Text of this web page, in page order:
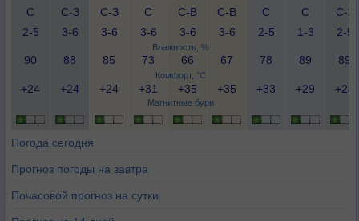
Влажность, %
Комфорт, °C
Магнитные бури
С
2-5
С-З
3-6
С-З
3-6
С
3-6
С-В
3-6
С-В
3-6
С
2-5
С
1-3
С-З
2-5
90 88 85 73 66 67 78 89 89
+24 +24 +24 +31 +35 +35 +33 +29 +28
Погода сегодня
Прогноз погоды на завтра
Почасовой прогноз на сутки